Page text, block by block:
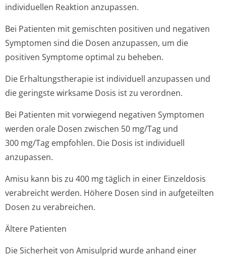
individuellen Reaktion anzupassen.
Bei Patienten mit gemischten positiven und negativen
Symptomen sind die Dosen anzupassen, um die
positiven Symptome optimal zu beheben.
Die Erhaltungstherapie ist individuell anzupassen und
die geringste wirksame Dosis ist zu verordnen.
Bei Patienten mit vorwiegend negativen Symptomen
werden orale Dosen zwischen 50 mg/Tag und
300 mg/Tag empfohlen. Die Dosis ist individuell
anzupassen.
Amisu kann bis zu 400 mg täglich in einer Einzeldosis
verabreicht werden. Höhere Dosen sind in aufgeteilten
Dosen zu verabreichen.
Ältere Patienten
Die Sicherheit von Amisulprid wurde anhand einer